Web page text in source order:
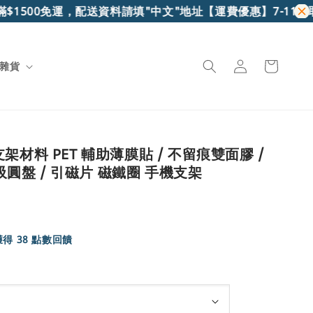
免運，配送資料請填"中文"地址【運費優惠】7-11超取滿
貨
架材料 PET 輔助薄膜貼 / 不留痕雙面膠 /
圓盤 / 引磁片 磁鐵圈 手機支架
38 點數回饋